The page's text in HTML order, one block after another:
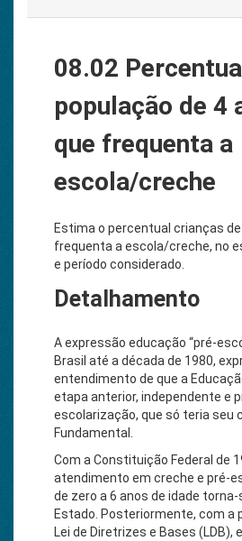
08.02
população de 4
que frequenta a
escola/creche
Estima o percentual crianças de
frequenta a escola/creche, no
e período considerado.
Detalhamento
A expressão educação “pré-
Brasil até a década de 1980,
entendimento de que a
etapa anterior, independente e
escolarização, que só teria seu
Fundamental.
Com a Constituição Federal de
atendimento em creche e pré-
de zero a 6 anos de idade
Estado. Posteriormente, com a
Lei de Diretrizes e Bases (LDB),